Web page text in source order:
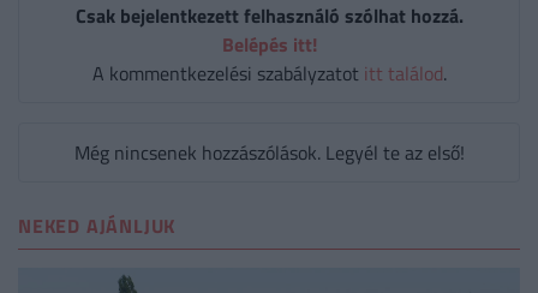
Csak bejelentkezett felhasználó szólhat hozzá.
Belépés itt!
A kommentkezelési szabályzatot itt találod.
Még nincsenek hozzászólások. Legyél te az első!
NEKED AJÁNLJUK